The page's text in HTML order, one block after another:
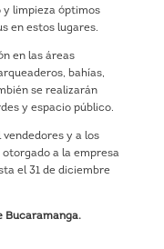
y limpieza óptimos
en estos lugares.
en las áreas
bahías,
se realizarán
y espacio público.
y a los
a la empresa
el 31 de diciembre
Bucaramanga.